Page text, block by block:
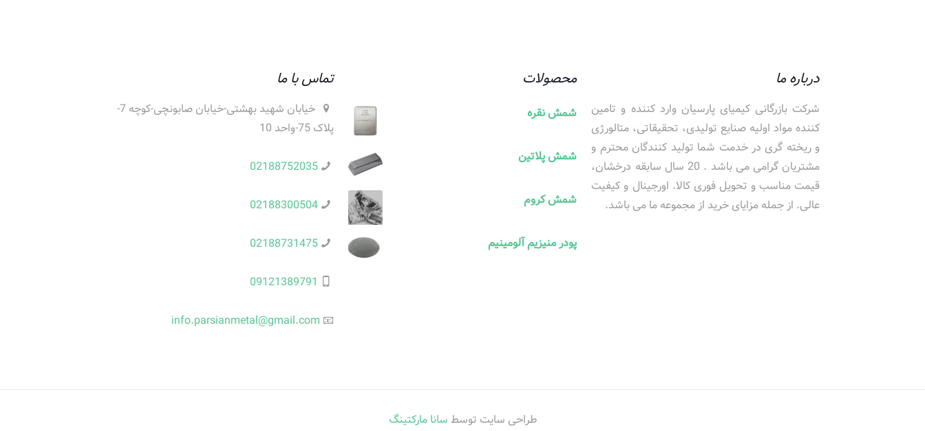
درباره ما
شرکت بازرگانی کیمیای پارسیان وارد کننده و تامین
کننده مواد اولیه صنایع تولیدی، تحقیقاتی، متالورژی
و ریخته گری در خدمت شما تولید کنندگان محترم و
مشتریان گرامی می باشد . 20 سال سابقه درخشان،
قیمت مناسب و تحویل فوری کالا. اورجینال و کیفیت
عالی. از جمله مزایای خرید از مجموعه ما می باشد.
محصولات
شمش نقره
شمش پلاتین
شمش کروم
پودر منیزیم آلومینیم
تماس با ما
خیابان شهید بهشتی-خیابان صابونچی-کوچه 7-
پلاک 75-واحد 10
02188752035
02188300504
02188731475
09121389791
📧
info.parsianmetal@gmail.com
طراحی سایت توسط سانا مارکتینگ